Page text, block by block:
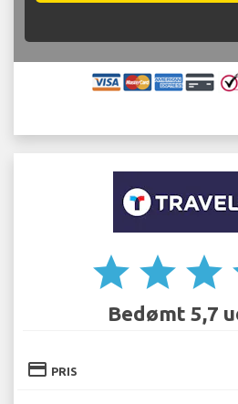
star star star
Bedømt 5,7
credit_card PRIS